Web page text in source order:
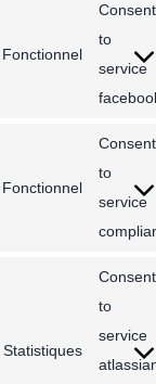
Consent
to
service
Fonctionnel
Consent
to
service
Statistiques
Consent
to
service